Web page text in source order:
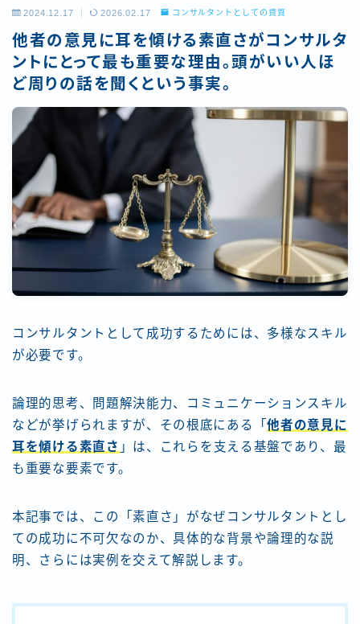
2024.12.17 2026.02.17 コンサルタントとしての資質
他者の意見に耳を傾ける素直さがコンサルタ
ントにとって最も重要な理由。頭がいい人ほ
ど周りの話を聞くという事実。
コンサルタントとして成功するためには、多様なスキル
が必要です。
論理的思考、問題解決能力、コミュニケーションスキル
などが挙げられますが、その根底にある「他者の意見に
耳を傾ける素直さ 」は、これらを支える基盤であり、最
も重要な要素です。
本記事では、この「素直さ」がなぜコンサルタントとし
ての成功に不可欠なのか、具体的な背景や論理的な説
明、さらには実例を交えて解説します。